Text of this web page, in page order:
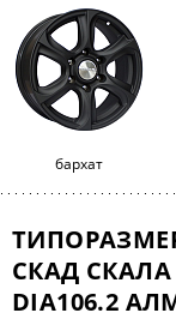
бархат
СКАД СКАЛА
DIA106.2